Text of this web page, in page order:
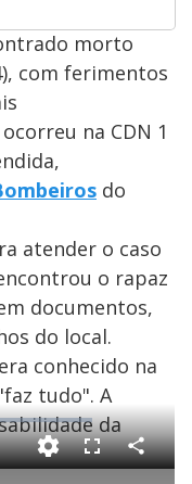
morto
com ferimentos
na CDN 1
do
atender o caso
o rapaz
documentos,
do local.
conhecido na
tudo". A
da
F C
o